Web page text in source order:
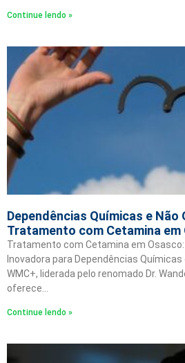
Continue lendo »
Dependências Químicas e Não
Tratamento com Cetamina em
Tratamento com Cetamina em
Inovadora para Dependências Químicas
WMC+, liderada pelo renomado Dr.
oferece…
Continue lendo »